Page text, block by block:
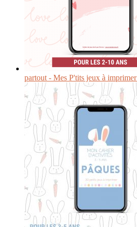
partout - Mes P'tits jeux à imprimer